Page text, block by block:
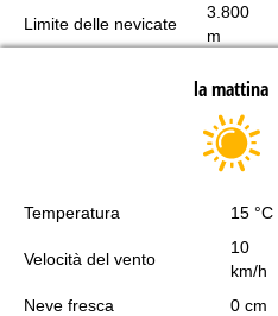
Limite delle nevicate
3.800
m
la mattina
Temperatura 15 °C
Velocità del vento
10
km/h
Neve fresca
0 cm